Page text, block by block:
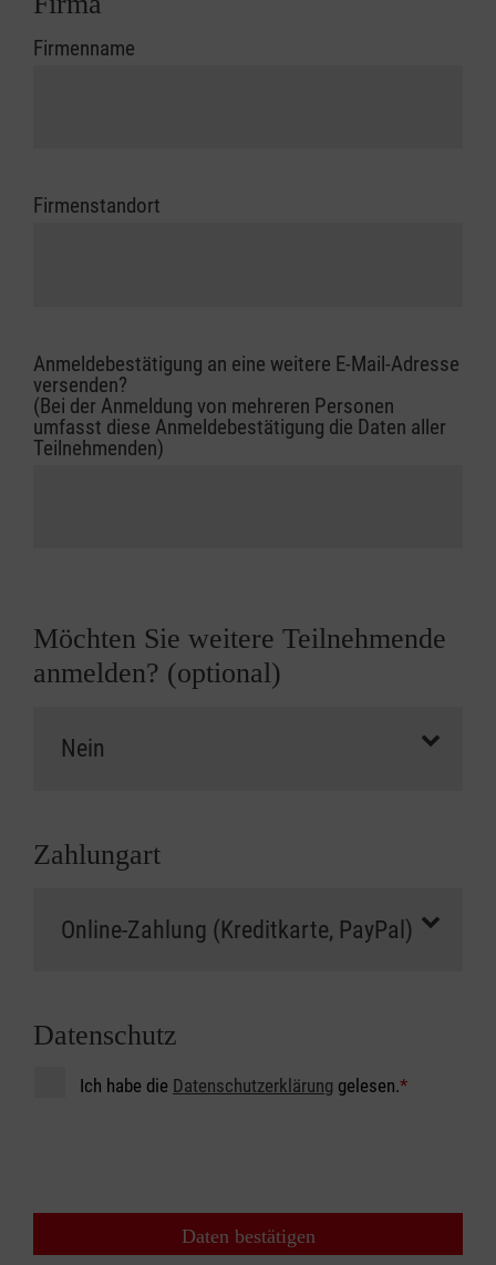
Firmenname
Firmenstandort
Anmeldebestätigung an eine weitere E-Mail-Adresse
versenden?
(Bei der Anmeldung von mehreren Personen
umfasst diese Anmeldebestätigung die Daten aller
Teilnehmenden)
Möchten Sie weitere Teilnehmende
anmelden? (optional)
Zahlungart
Datenschutz
Ich habe die Datenschutzerklärung gelesen.*
Daten bestätigen